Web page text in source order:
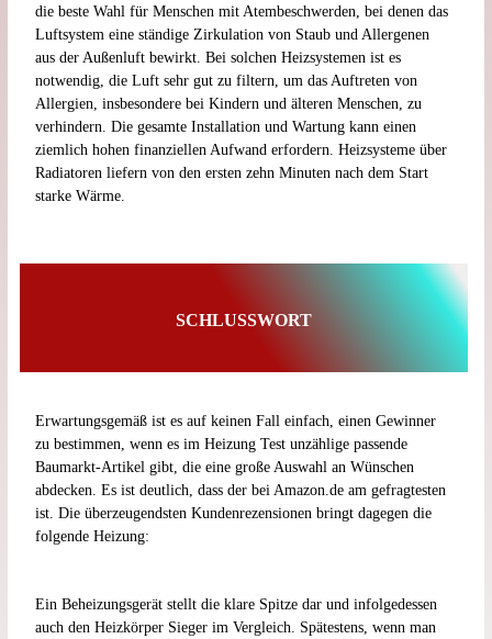
die beste Wahl für Menschen mit Atembeschwerden, bei denen das
Luftsystem eine ständige Zirkulation von Staub und Allergenen
aus der Außenluft bewirkt. Bei solchen Heizsystemen ist es
notwendig, die Luft sehr gut zu filtern, um das Auftreten von
Allergien, insbesondere bei Kindern und älteren Menschen, zu
verhindern. Die gesamte Installation und Wartung kann einen
ziemlich hohen finanziellen Aufwand erfordern. Heizsysteme über
Radiatoren liefern von den ersten zehn Minuten nach dem Start
starke Wärme.
SCHLUSSWORT
Erwartungsgemäß ist es auf keinen Fall einfach, einen Gewinner
zu bestimmen, wenn es im Heizung Test unzählige passende
Baumarkt-Artikel gibt, die eine große Auswahl an Wünschen
abdecken. Es ist deutlich, dass der bei Amazon.de am gefragtesten
ist. Die überzeugendsten Kundenrezensionen bringt dagegen die
folgende Heizung:
Ein Beheizungsgerät stellt die klare Spitze dar und infolgedessen
auch den Heizkörper Sieger im Vergleich. Spätestens, wenn man